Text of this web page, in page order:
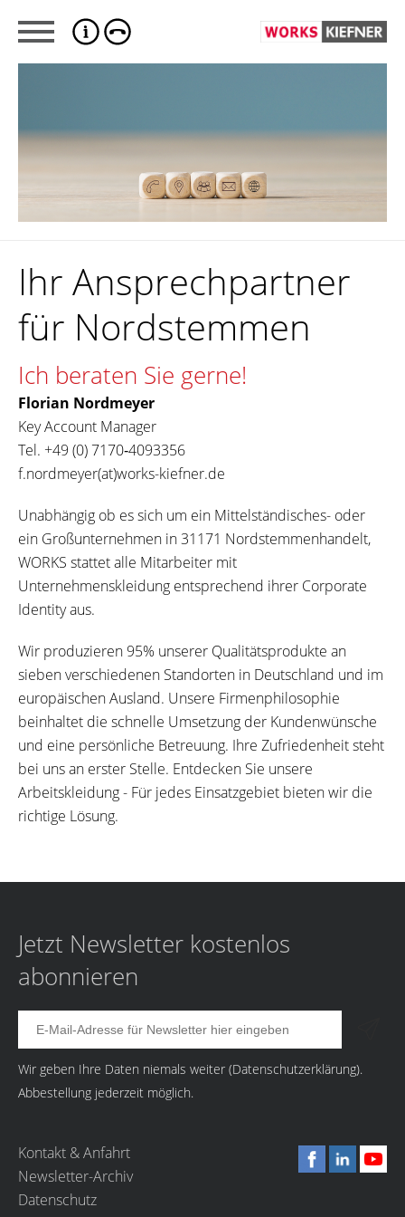
Ihr Ansprechpartner
für Nordstemmen
Ich beraten Sie gerne!
Florian Nordmeyer
Key Account Manager
Tel. +49 (0) 7170‐4093356
f.nordmeyer(at)works-kiefner.de
Unabhängig ob es sich um ein Mittelständisches- oder
ein Großunternehmen in 31171 Nordstemmenhandelt,
WORKS stattet alle Mitarbeiter mit
Unternehmenskleidung entsprechend ihrer Corporate
Identity aus.
Wir produzieren 95% unserer Qualitätsprodukte an
sieben verschiedenen Standorten in Deutschland und im
europäischen Ausland. Unsere Firmenphilosophie
beinhaltet die schnelle Umsetzung der Kundenwünsche
und eine persönliche Betreuung. Ihre Zufriedenheit steht
bei uns an erster Stelle. Entdecken Sie unsere
Arbeitskleidung - Für jedes Einsatzgebiet bieten wir die
richtige Lösung.
Jetzt Newsletter kostenlos
abonnieren
Wir geben Ihre Daten niemals weiter (Datenschutzerklärung).
Abbestellung jederzeit möglich.
Kontakt & Anfahrt
Newsletter-Archiv
Datenschutz